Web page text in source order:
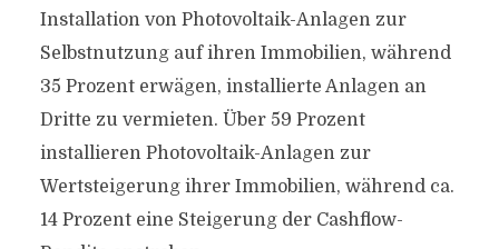
Installation von Photovoltaik-Anlagen zur
Selbstnutzung auf ihren Immobilien, während
35 Prozent erwägen, installierte Anlagen an
Dritte zu vermieten. Über 59 Prozent
installieren Photovoltaik-Anlagen zur
Wertsteigerung ihrer Immobilien, während ca.
14 Prozent eine Steigerung der Cashflow-